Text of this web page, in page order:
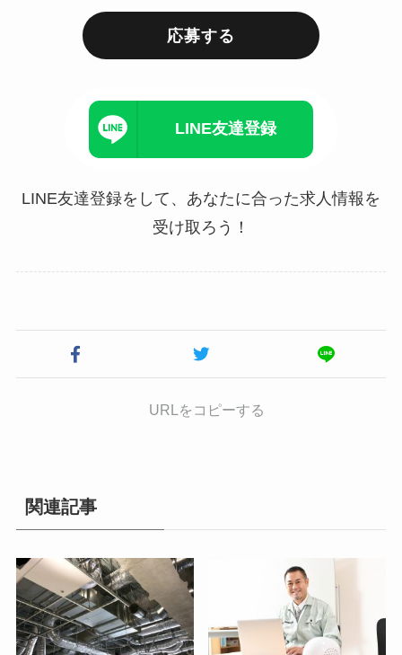
応募する
LINE友達登録
LINE友達登録をして、あなたに合った求人情報を
受け取ろう！
URLをコピーする
関連記事